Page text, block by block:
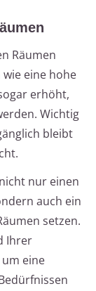
Räumen
eine hohe
erhöht,
Wichtig
bleibt
nur einen
auch ein
setzen.
Ihrer
eine